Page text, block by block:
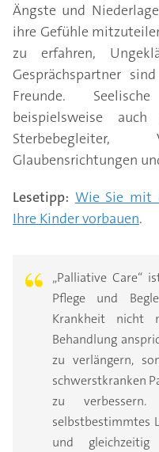
Ängste und
ihre Gefühle
zu erfahren,
Gesprächspartner
Freunde.
beispielsweise auch
Sterbebegleiter,
Glaubensrichtungen
Lesetipp: Wie Sie mit
Ihre Kinder vorbauen.
„Palliative Care“
Pflege und
Krankheit nicht
Behandlung
zu verlängern,
schwerstkranken
zu
selbstbestimmtes
und